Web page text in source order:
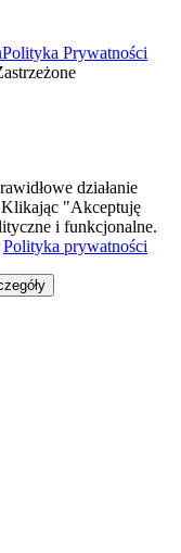
Polityka Prywatności
działanie
Klikając "Akceptuję
i funkcjonalne.
Polityka prywatności